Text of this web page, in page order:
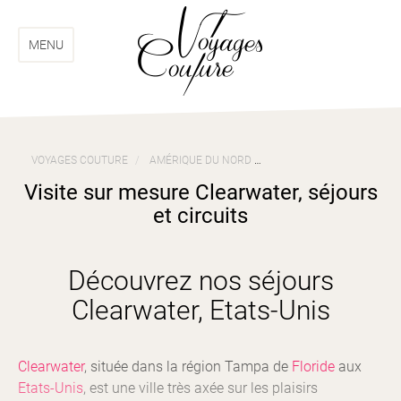
menu
contenuMENU
VOYAGES COUTURE AMÉRIQUE DU NORD
Visite sur mesure Clearwater, séjours
et circuits
Découvrez nos séjours
Clearwater, Etats-Unis
Clearwater, située dans la région Tampa de Floride aux
Etats-Unis, est une ville très axée sur les plaisirs